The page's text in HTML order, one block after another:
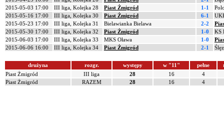
2015-05-03 17:00
III liga, Kolejka 28 Piast Żmigród 1-1
2015-05-16 17:00
III liga, Kolejka 30 Piast Żmigród 6-1
2015-05-23 17:00
III liga, Kolejka 31 Bielawianka Bielawa 2-2
2015-05-30 17:00
III liga, Kolejka 32 Piast Żmigród 1-0
KS
2015-06-03 17:00
III liga, Kolejka 33 MKS Oława 1-0
2015-06-06 16:00
III liga, Kolejka 34 Piast Żmigród 2-1
drużyna rozgr. występy w "11" pełne
Piast Żmigród
III liga 28 16
4
Piast Żmigród
RAZEM 28 16 4